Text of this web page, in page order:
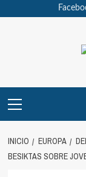
principal
INICIO EUROPA
BESIKTAS SOBRE